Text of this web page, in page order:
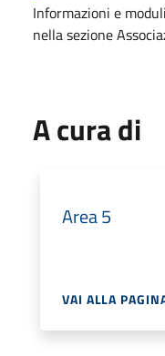
Informazioni e
nella sezione
A cura di
Area 5
VAI ALLA